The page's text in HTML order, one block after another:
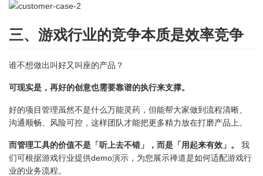
三、游戏行业的竞争本质是效率竞争
谁不想做出叫好又叫座的产品？
可现实是，再好的创意也需要靠谱的执行来支撑。
好的项目管理虽然不是什么万能灵药，但能帮大家做到流程清晰、
沟通顺畅、风险可控，这样团队才能把更多精力放在打磨产品上。
而管理工具的价值不是「听上去不错」，而是「用起来有效」。
我
们可根据游戏行业提供demo演示，为您展示禅道是如何适配游戏行
业的业务流程。